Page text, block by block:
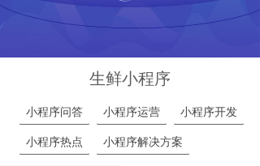
生鲜小程序
小程序问答 小程序运营 小程序开发
小程序热点 小程序解决方案